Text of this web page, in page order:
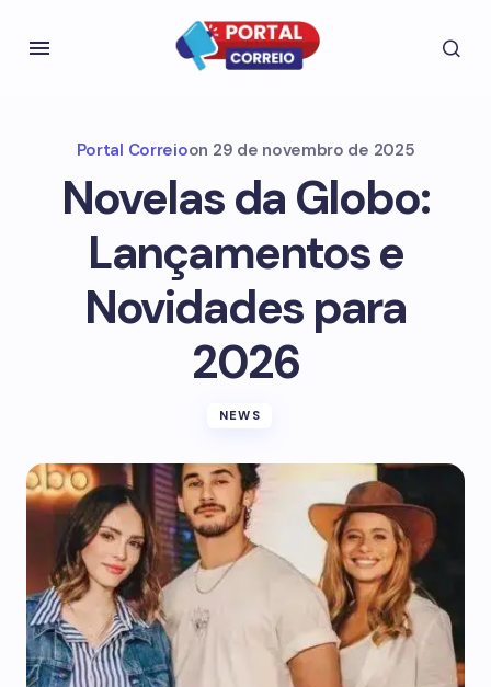
Portal Correioon 29 de novembro de 2025
Novelas da Globo:
Lançamentos e
Novidades para
2026
NEWS